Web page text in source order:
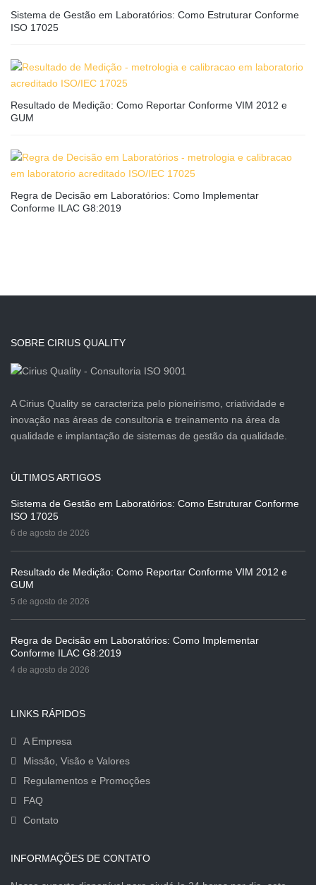
Sistema de Gestão em Laboratórios: Como Estruturar Conforme
ISO 17025
Resultado de Medição: Como Reportar Conforme VIM 2012 e
GUM
Regra de Decisão em Laboratórios: Como Implementar
Conforme ILAC G8:2019
SOBRE CIRIUS QUALITY
A Cirius Quality se caracteriza pelo pioneirismo, criatividade e
inovação nas áreas de consultoria e treinamento na área da
qualidade e implantação de sistemas de gestão da qualidade.
ÚLTIMOS ARTIGOS
Sistema de Gestão em Laboratórios: Como Estruturar Conforme
ISO 17025
6 de agosto de 2026
Resultado de Medição: Como Reportar Conforme VIM 2012 e
GUM
5 de agosto de 2026
Regra de Decisão em Laboratórios: Como Implementar
Conforme ILAC G8:2019
4 de agosto de 2026
LINKS RÁPIDOS
A Empresa
Missão, Visão e Valores
Regulamentos e Promoções
FAQ
Contato
INFORMAÇÕES DE CONTATO